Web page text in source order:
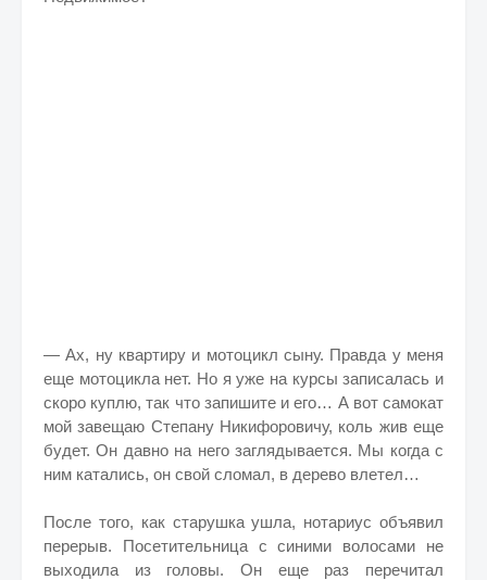
— Ах, ну квартиру и мотоцикл сыну. Правда у меня
еще мотоцикла нет. Но я уже на курсы записалась и
скоро куплю, так что запишите и его… А вот самокат
мой завещаю Степану Никифоровичу, коль жив еще
будет. Он давно на него заглядывается. Мы когда с
ним катались, он свой сломал, в дерево влетел…
После того, как старушка ушла, нотариус объявил
перерыв. Посетительница с синими волосами не
выходила из головы. Он еще раз перечитал